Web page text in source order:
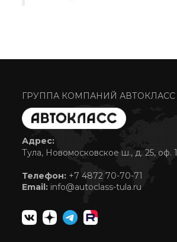
ГРУППА КОМПАНИЙ АВТОКЛАСС
Адрес:
Тула, Новомосковское ш., д. 25, оф. 1
Телефон: +7 4872 70-70-71
Email: info@autoclass-tula.ru